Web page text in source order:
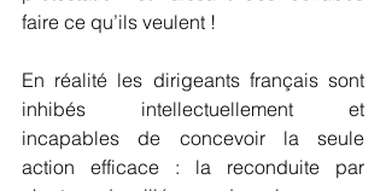
faire ce qu’ils veulent !
En réalité les dirigeants français sont
inhibés intellectuellement et
incapables de concevoir la seule
action efficace : la reconduite par